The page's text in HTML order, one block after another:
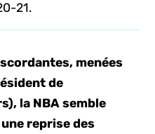
21.
menées
de
la NBA semble
reprise des